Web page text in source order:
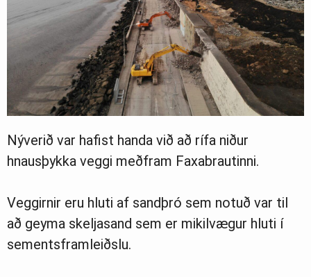
Nýverið var hafist handa við að rífa niður
hnausþykka veggi meðfram Faxabrautinni.
Veggirnir eru hluti af sandþró sem notuð var til
að geyma skeljasand sem er mikilvægur hluti í
sementsframleiðslu.